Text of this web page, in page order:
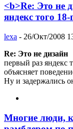
<b>Re: Это не
яндекс того 18-
lexa - 26/Окт/2008
Re: Это не дизайн
первый раз яндекс
объясняет
Ну и задержались
Многие люди,